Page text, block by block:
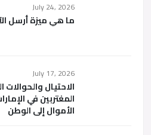
July 24, 2026
ما هي ميزة أرسل
July 17, 2026
الاحتيال
المغتربين في
الأموال إلى الوطن